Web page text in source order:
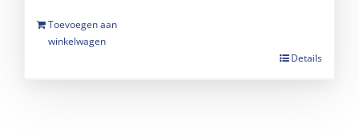
Toevoegen aan
winkelwagen
Details